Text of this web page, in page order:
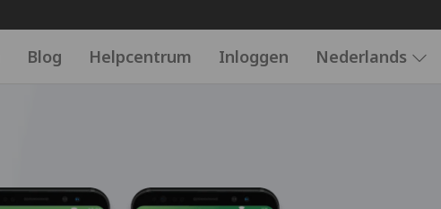
Blog Helpcentrum Inloggen Nederlands